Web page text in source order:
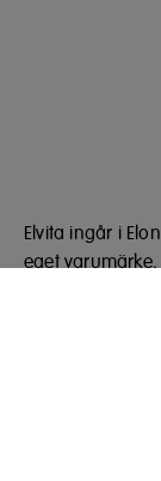
Elvita ingår i
eget